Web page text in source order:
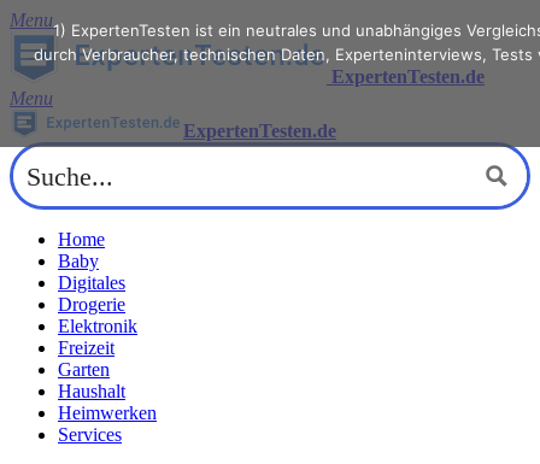
Menu
ExpertenTesten.de
Menu
ExpertenTesten.de
Home
Baby
Digitales
Drogerie
Elektronik
Freizeit
Garten
Haushalt
Heimwerken
Services
1) ExpertenTesten ist ein neutrales und unabhängiges
durch Verbraucher, technischen Daten, Experteninterviews,